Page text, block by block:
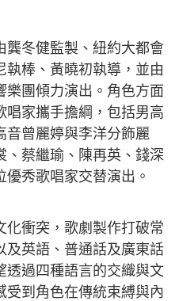
龔冬健監製、紐約大都會
執棒、黃曉初執導，並由
樂團傾力演出。角色方面
唱家攜手擔綱，包括男高
音曾麗婷與李洋分飾麗
、蔡繼瑜、陳再英、錢深
秀歌唱家交替演出。
化衝突，歌劇製作打破常
及英語、普通話及廣東話
透過四種語言的交織與文
受到角色在傳統束縛與內